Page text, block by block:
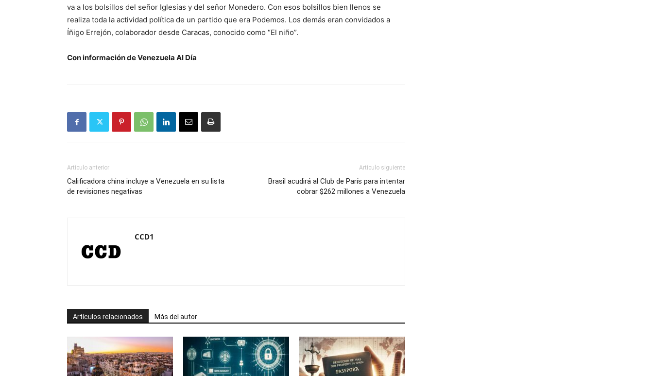
va a los bolsillos del señor Iglesias y del señor Monedero. Con esos bolsillos bien llenos se
realiza toda la actividad política de un partido que era Podemos. Los demás eran convidados a
Íñigo Errejón, colaborador desde Caracas, conocido como “El niño”.
Con información de Venezuela Al Día
Artículo anterior
Calificadora china incluye a Venezuela en su lista
de revisiones negativas
Artículo siguiente
Brasil acudirá al Club de París para intentar
cobrar $262 millones a Venezuela
CCD1
Artículos relacionados Más del autor